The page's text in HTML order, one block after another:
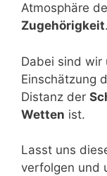
Atmosphäre
Zugehörigkeit.
Dabei sind wir
Einschätzung
Distanz der
Wetten ist.
Lasst uns
verfolgen und